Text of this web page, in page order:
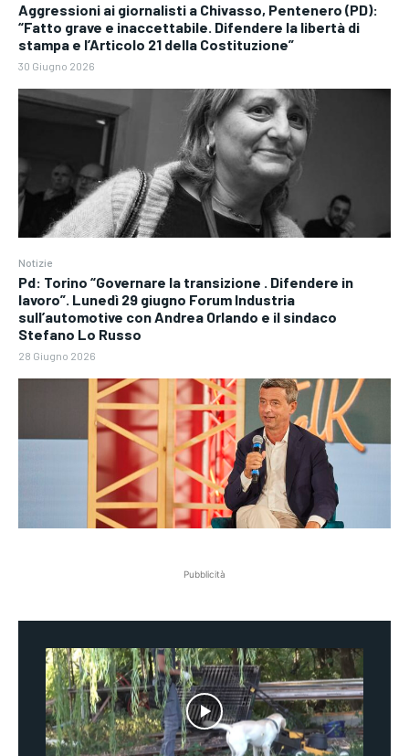
Aggressioni ai giornalisti a Chivasso, Pentenero (PD):
“Fatto grave e inaccettabile. Difendere la libertà di
stampa e l’Articolo 21 della Costituzione”
30 Giugno 2026
Notizie
Pd: Torino “Governare la transizione . Difendere in
lavoro”. Lunedì 29 giugno Forum Industria
sull’automotive con Andrea Orlando e il sindaco
Stefano Lo Russo
28 Giugno 2026
Pubblicità